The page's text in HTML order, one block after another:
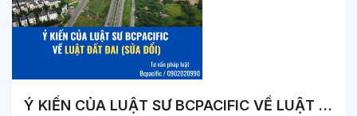
Ý KIẾN CỦA LUẬT SƯ BCPACIFIC VỀ LUẬT ĐẤT ĐAI (SỬA ĐỔI)